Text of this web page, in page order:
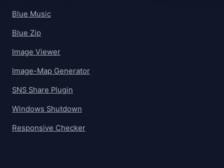
Blue Music
Blue Zip
Image Viewer
Image-Map Generator
SNS Share Plugin
Windows Shutdown
Responsive Checker